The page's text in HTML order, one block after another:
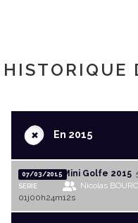
HISTORIQUE
+En 2015
07/03/2015
SERIE
Mini Golfe 2015
Nicolas
01j00h24m12s